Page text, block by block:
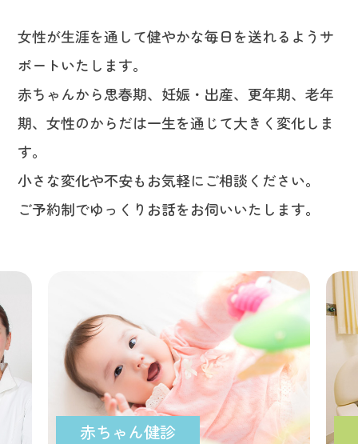
女性が生涯を通して健やかな毎日を送れるようサ
ポートいたします。
赤ちゃんから思春期、妊娠・出産、更年期、老年
期、女性のからだは一生を通じて大きく変化しま
す。
小さな変化や不安もお気軽にご相談ください。
ご予約制でゆっくりお話をお伺いいたします。
快適な施設